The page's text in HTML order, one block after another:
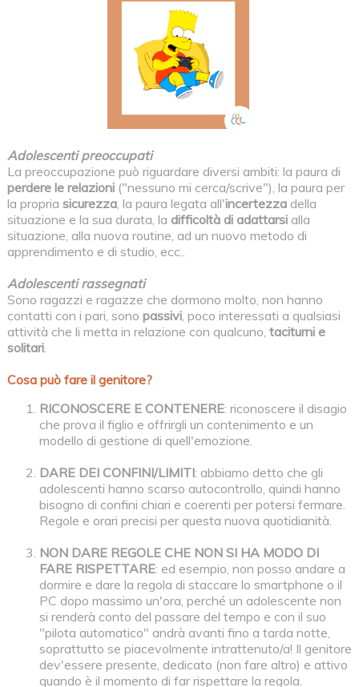
Adolescenti preoccupati
La preoccupazione può riguardare diversi ambiti: la paura di
perdere le relazioni("nessuno mi cerca/scrive"), la paura per
la propria sicurezza, la paura legata all'incertezzadella
situazione e la sua durata, la difficoltà di adattarsialla
situazione, alla nuova routine, ad un nuovo metodo di
apprendimento e di studio, ecc..
Adolescenti rassegnati
Sono ragazzi e ragazze che dormono molto, non hanno
contatti con i pari, sono passivi, poco interessati a qualsiasi
attività che li metta in relazione con qualcuno, taciturni e
solitari.
Cosa può fare il genitore?
RICONOSCERE E CONTENERE: riconoscere il disagio
che prova il figlio e offrirgli un contenimento e un
modello di gestione di quell'emozione.
DARE DEI CONFINI/LIMITI: abbiamo detto che gli
adolescenti hanno scarso autocontrollo, quindi hanno
bisogno di confini chiari e coerenti per potersi fermare.
Regole e orari precisi per questa nuova quotidianità.
NON DARE REGOLE CHE NON SI HA MODO DI
FARE RISPETTARE: ed esempio, non posso andare a
dormire e dare la regola di staccare lo smartphone o il
PC dopo massimo un'ora, perché un adolescente non
si renderà conto del passare del tempo e con il suo
"pilota automatico" andrà avanti fino a tarda notte,
soprattutto se piacevolmente intrattenuto/a! Il genitore
dev'essere presente, dedicato (non fare altro) e attivo
quando è il momento di far rispettare la regola.